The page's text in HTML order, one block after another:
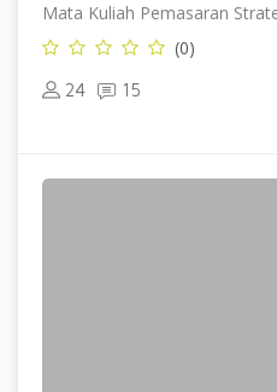
Mata Kuliah Pemasaran
(0)
24 15